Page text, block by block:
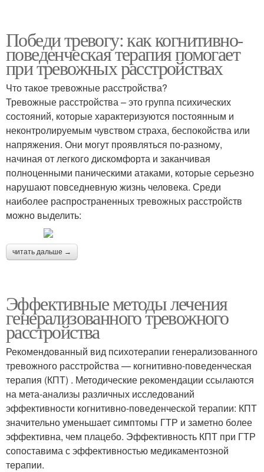
Победи тревогу: как когнитивно-
поведенческая терапия помогает
при тревожных расстройствах
Что такое тревожные расстройства?
Тревожные расстройства – это группа психических
состояний, которые характеризуются постоянным и
неконтролируемым чувством страха, беспокойства или
напряжения. Они могут проявляться по-разному,
начиная от легкого дискомфорта и заканчивая
полноценными паническими атаками, которые серьезно
нарушают повседневную жизнь человека. Среди
наиболее распространенных тревожных расстройств
можно выделить:
читать дальше →
Эффективные методы лечения
генерализованного тревожного
расстройства
Рекомендованный вид психотерапии генерализованного
тревожного расстройства — когнитивно-поведенческая
терапия (КПТ) . Методические рекомендации ссылаются
на мета-анализы различных исследований
эффективности когнитивно-поведенческой терапии: КПТ
значительно уменьшает симптомы ГТР и заметно более
эффективна, чем плацебо. Эффективность КПТ при ГТР
сопоставима с эффективностью медикаментозной
терапии.